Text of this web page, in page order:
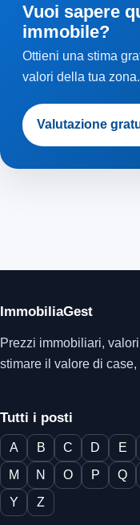
Vuoi sapere
immobile?
Ottieni una stima
valori della tua zona.
Valutazione
ImmobiliaGest
Prezzi immobiliari,
stimare il valore di
Tutti i posti
A B C D E
M
N O P Q
Y
Z